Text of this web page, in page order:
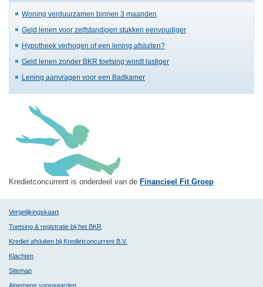
Woning verduurzamen binnen 3 maanden
Geld lenen voor zelfstandigen stukken eenvoudiger
Hypotheek verhogen of een lening afsluiten?
Geld lenen zonder BKR toetsing wordt lastiger
Lening aanvragen voor een Badkamer
Kredietconcurrent is onderdeel van de Financieel Fit Groep
Vergelijkingskaart
Toetsing & registratie bij het BKR
Krediet afsluiten bij Kredietconcurrent B.V.
Klachten
Sitemap
Algemene voorwaarden